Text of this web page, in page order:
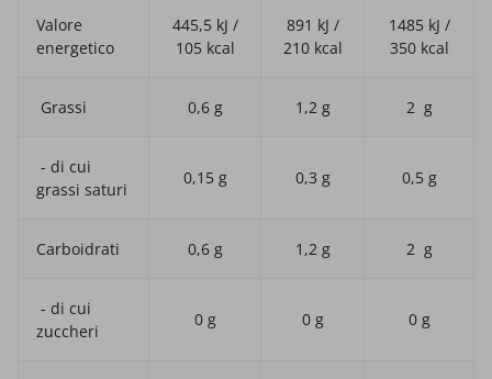
Valore
energetico
445,5 kJ /
105 kcal
891 kJ /
210 kcal
1485 kJ /
350 kcal
Grassi 0,6 g 1,2 g 2 g
- di cui
grassi saturi
0,15 g 0,3 g 0,5 g
Carboidrati 0,6 g 1,2 g 2 g
- di cui
zuccheri
0 g 0 g 0 g